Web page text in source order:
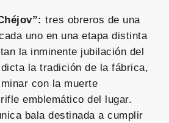
tres obreros de una
uno en una etapa distinta
la inminente jubilación del
la tradición de la fábrica,
con la muerte
emblemático del lugar.
bala destinada a cumplir